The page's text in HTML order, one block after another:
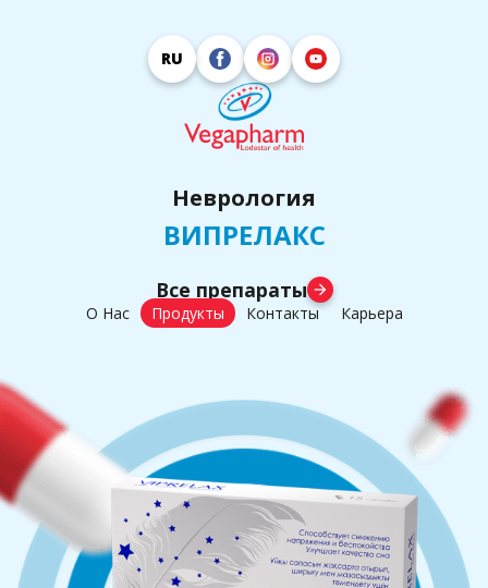
RU
Неврология
ВИПРЕЛАКС
Все препараты arrow_forward
О Нас Продукты Контакты Карьера